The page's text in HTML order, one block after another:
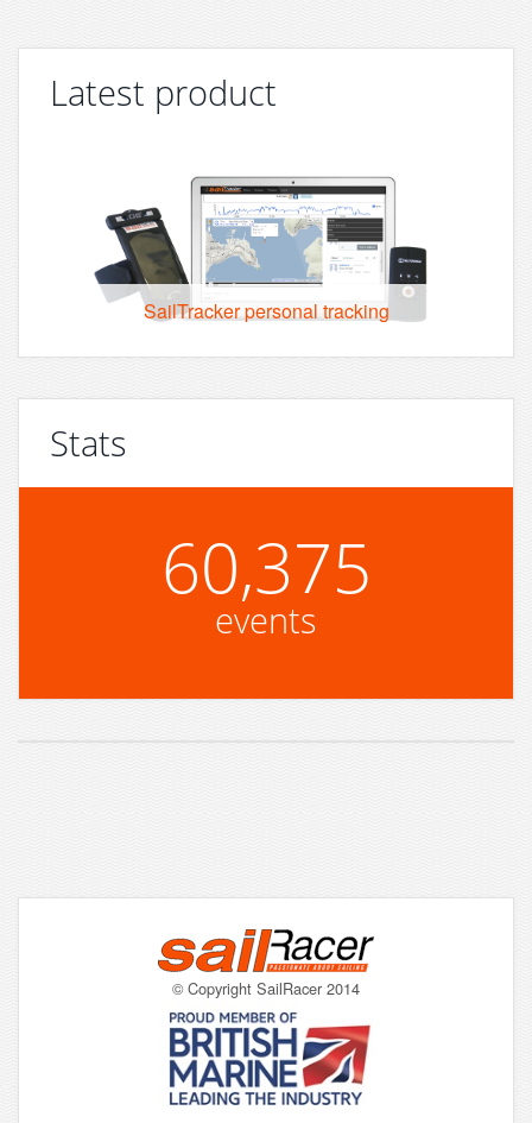
Latest product
SailTracker personal tracking
Stats
60,375
events
© Copyright SailRacer 2014